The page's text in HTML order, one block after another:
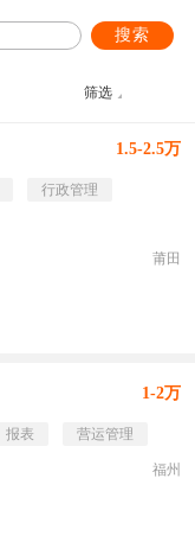
搜索
筛选
1.5-2.5万
行政管理
莆田
1-2万
报表 营运管理
福州